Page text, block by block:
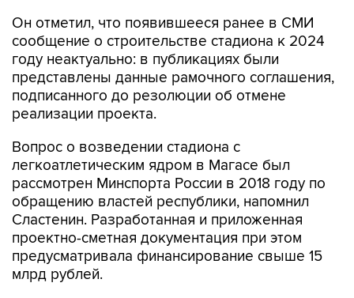
Он отметил, что появившееся ранее в СМИ
сообщение о строительстве стадиона к 2024
году неактуально: в публикациях были
представлены данные рамочного соглашения,
подписанного до резолюции об отмене
реализации проекта.
Вопрос о возведении стадиона с
легкоатлетическим ядром в Магасе был
рассмотрен Минспорта России в 2018 году по
обращению властей республики, напомнил
Сластенин. Разработанная и приложенная
проектно-сметная документация при этом
предусматривала финансирование свыше 15
млрд рублей.